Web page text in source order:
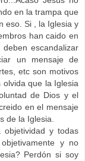
en la trampa que
eso. Si , la Iglesia y
han caido en
escandalizar
un mensaje de
etc son motivos
que la Iglesia
de Dios y el
en el mensaje
de la Iglesia.
y todas
y no
Perdón si soy